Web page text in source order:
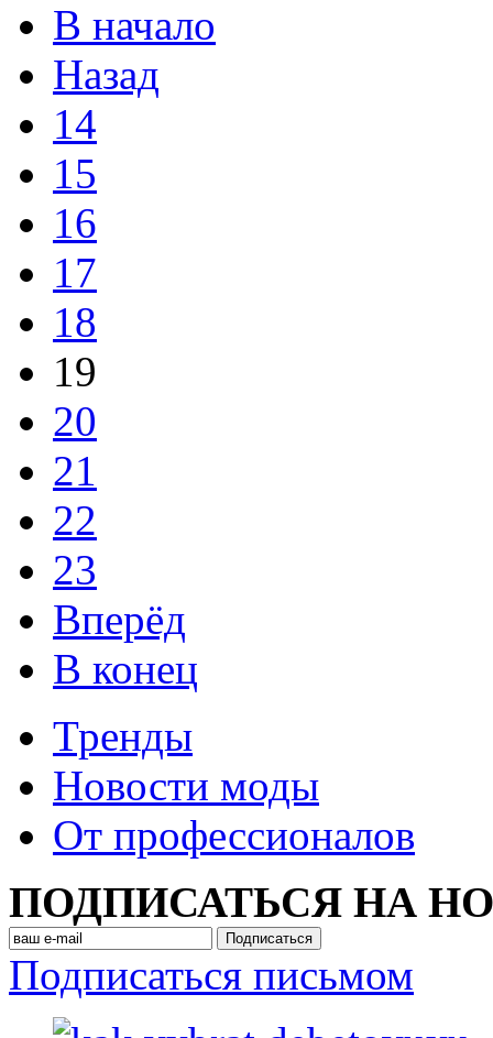
В начало
Назад
14
15
16
17
18
19
20
21
22
23
Вперёд
В конец
Тренды
Новости моды
От профессионалов
ПОДПИСАТЬСЯ НА
Подписаться письмом